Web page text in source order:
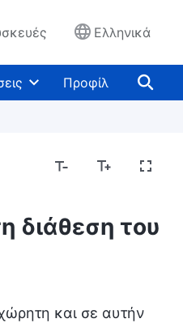
Ελληνικά
Προφίλ
διάθεση του
και σε αυτήν